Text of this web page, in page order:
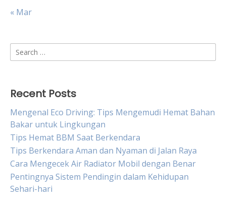
« Mar
Search
for:
Recent Posts
Mengenal Eco Driving: Tips Mengemudi Hemat Bahan
Bakar untuk Lingkungan
Tips Hemat BBM Saat Berkendara
Tips Berkendara Aman dan Nyaman di Jalan Raya
Cara Mengecek Air Radiator Mobil dengan Benar
Pentingnya Sistem Pendingin dalam Kehidupan
Sehari-hari